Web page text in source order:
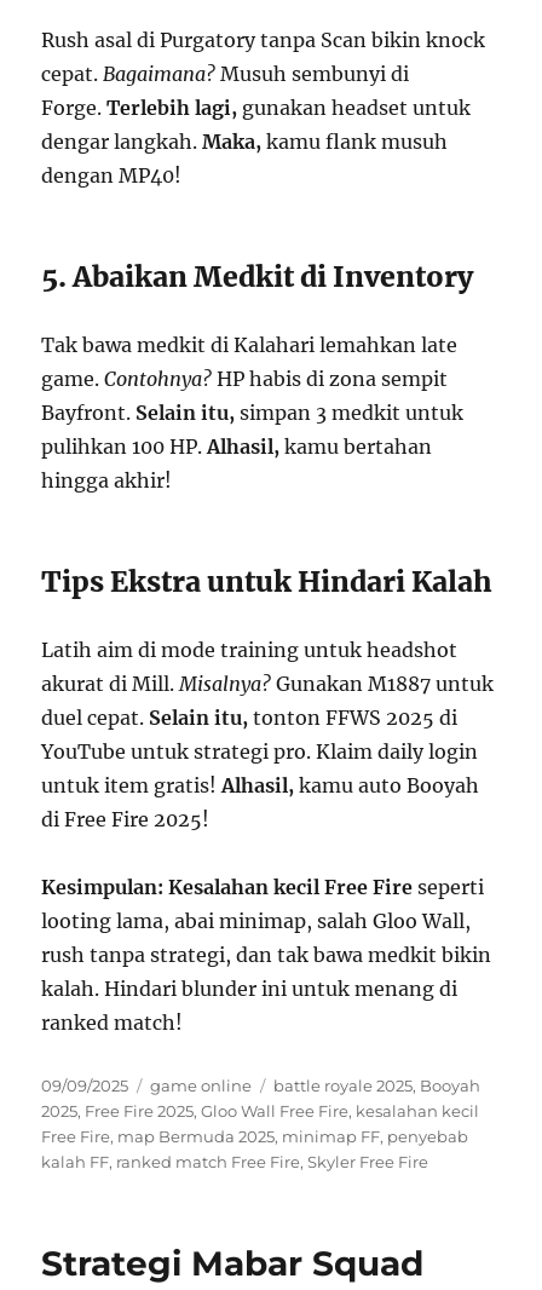
Rush asal di Purgatory tanpa Scan bikin knock
cepat. Bagaimana? Musuh sembunyi di
Forge.Terlebih lagi, gunakan headset untuk
dengar langkah.Maka, kamu flank musuh
dengan MP40!
5. Abaikan Medkit di Inventory
Tak bawa medkit di Kalahari lemahkan late
game.Contohnya? HP habis di zona sempit
Bayfront. Selain itu, simpan 3 medkit untuk
pulihkan 100 HP.Alhasil, kamu bertahan
hingga akhir!
Tips Ekstra untuk Hindari Kalah
Latih aim di mode training untuk headshot
akurat di Mill. Misalnya? Gunakan M1887 untuk
duel cepat. Selain itu, tonton FFWS 2025 di
YouTube untuk strategi pro. Klaim daily login
untuk item gratis!Alhasil, kamu auto Booyah
di Free Fire 2025!
Kesimpulan: Kesalahan kecil Free Fire seperti
looting lama, abai minimap, salah Gloo Wall,
rush tanpa strategi, dan tak bawa medkit bikin
kalah. Hindari blunder ini untuk menang di
ranked match!
Posted
on
09/09/2025 Categories
game online Tags
battle royale 2025, Booyah
2025, Free Fire 2025,Gloo Wall Free Fire, kesalahan kecil
Free Fire, map Bermuda 2025, minimap FF, penyebab
kalah FF, ranked match Free Fire,Skyler Free Fire
Strategi Mabar Squad